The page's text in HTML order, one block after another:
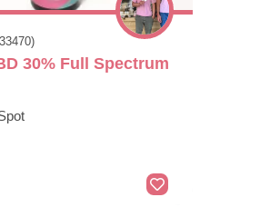
30% Full Spectrum